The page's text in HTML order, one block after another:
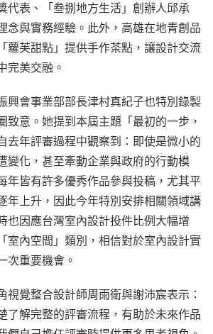
代表、「叁捌地方生活」創辦人邱承
念與實務經驗。此外，高雄在地青創品
蘿芙甜點」提供手作茶點，讓設計交流
完美交融。
興會事業部部長津村真紀子也特別錄製
致意。她提到本屆主題「最初的一步，
去年評審過程中觀察到：即使是微小的
變化，甚至牽動企業與政府的行動模
年皆有許多優秀作品參與投稿，尤其平
年上升，因此今年特別安排相關領域講
也因應台灣室內設計投件比例大幅增
室內空間」類別，相信對於室內設計實
次重要機會。
視覺整合設計師周雨衛與謝沛宸表示：
了解完整的評審流程，有助於未來作品